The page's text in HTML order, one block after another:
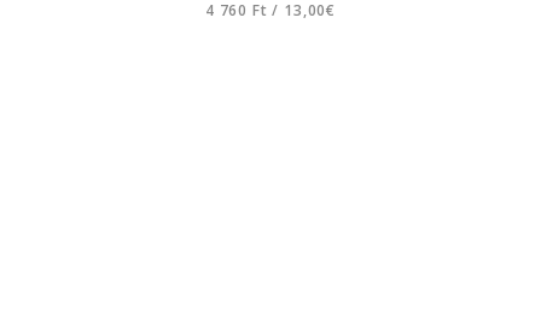
4 760 Ft/ 13,00€